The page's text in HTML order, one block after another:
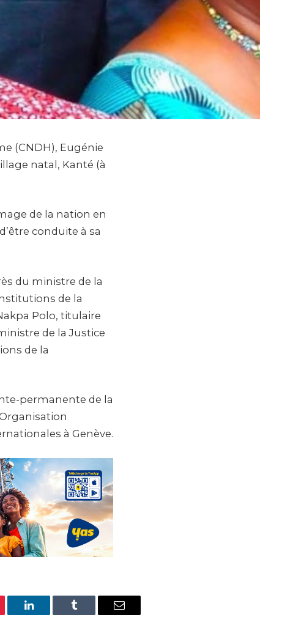
(CNDH), Eugénie
natal, Kanté (à
de la nation en
conduite à sa
du ministre de la
de la
Polo, titulaire
de la Justice
de la
permanente de la
à Genève.
LinkedIn Tumblr Email